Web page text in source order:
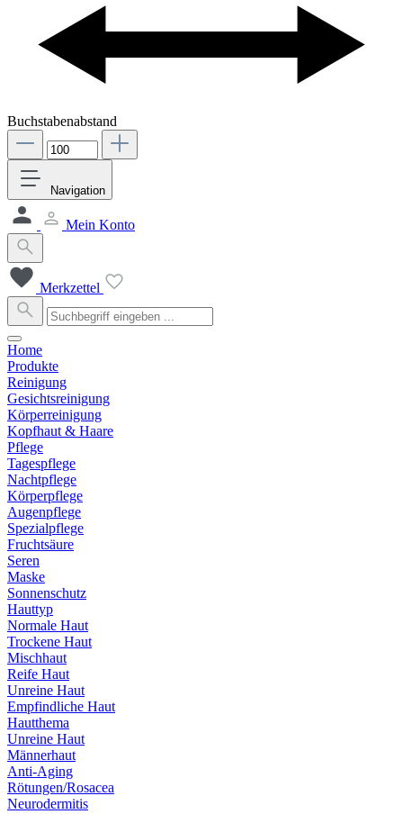
Buchstabenabstand
Navigation
Mein Konto
Merkzettel
Home
Produkte
Reinigung
Gesichtsreinigung
Körperreinigung
Kopfhaut & Haare
Pflege
Tagespflege
Nachtpflege
Körperpflege
Augenpflege
Spezialpflege
Fruchtsäure
Seren
Maske
Sonnenschutz
Hauttyp
Normale Haut
Trockene Haut
Mischhaut
Reife Haut
Unreine Haut
Empfindliche Haut
Hautthema
Unreine Haut
Männerhaut
Anti-Aging
Rötungen/Rosacea
Neurodermitis